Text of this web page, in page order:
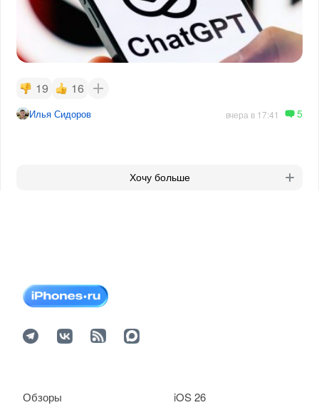
19 16
Илья Сидоров вчера в 17:41 5
Хочу больше
iOS 26
Обзоры